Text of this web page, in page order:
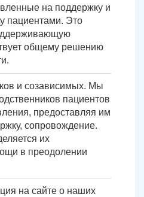
на поддержку и
пациентами. Это
общему решению
и созависимых. Мы
пациентов
предоставляя им
сопровождение.
их
в преодолении
на сайте о наших